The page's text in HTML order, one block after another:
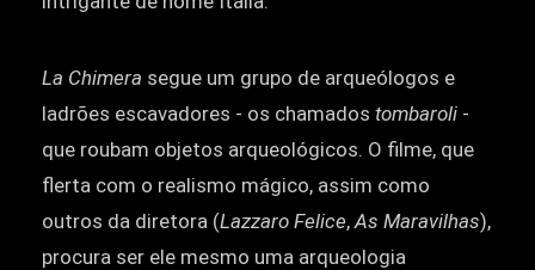
La Chimera segue um grupo de arqueólogos e
ladrões escavadores - os chamados tombaroli -
que roubam objetos arqueológicos. O filme, que
flerta com o realismo mágico, assim como
outros da diretora (Lazzaro Felice, As Maravilhas),
procura ser ele mesmo uma arqueologia